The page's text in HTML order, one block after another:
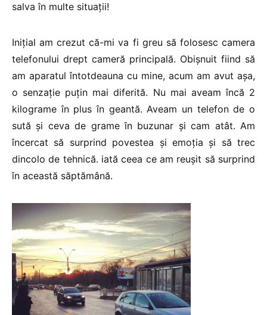
salva în multe situații!
Inițial am crezut că-mi va fi greu să folosesc camera
telefonului drept cameră principală. Obișnuit fiind să
am aparatul întotdeauna cu mine, acum am avut așa,
o senzație puțin mai diferită. Nu mai aveam încă 2
kilograme în plus în geantă. Aveam un telefon de o
sută și ceva de grame în buzunar și cam atât. Am
încercat să surprind povestea și emoția și să trec
dincolo de tehnică. iată ceea ce am reușit să surprind
în această săptămână.